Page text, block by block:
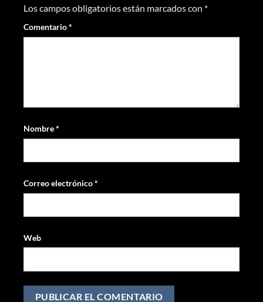
Los campos obligatorios están marcados con *
Comentario*
Nombre*
Correo electrónico*
Web